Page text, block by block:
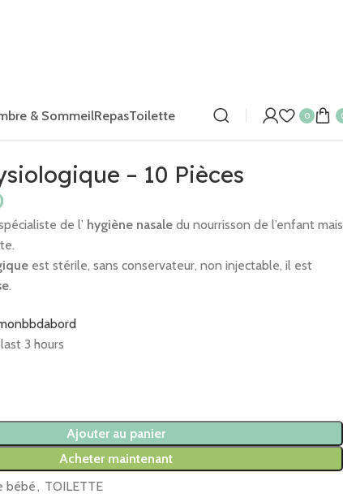
& SommeilRepasToilette 0
– 10 Pièces
de l’ hygiène nasaledu nourrisson de l’enfant mais
est stérile, sans conservateur, non injectable, il est
.
3 hours
Ajouter au panier
Acheter maintenant
bébé , TOILETTE